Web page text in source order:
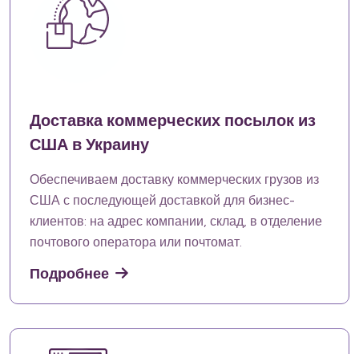
Доставка коммерческих посылок из
США в Украину
Обеспечиваем доставку коммерческих грузов из
США с последующей доставкой для бизнес-
клиентов: на адрес компании, склад, в отделение
почтового оператора или почтомат.
Подробнее